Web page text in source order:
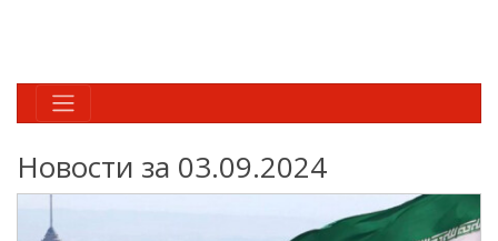
Новости за 03.09.2024